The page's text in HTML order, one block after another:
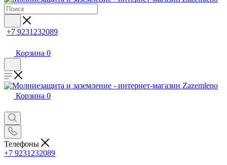
+7 9231232089
Корзина 0
Корзина 0
Телефоны
+7 9231232089